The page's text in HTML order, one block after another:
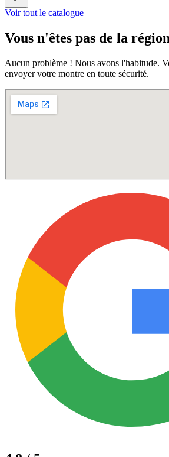
Voir tout le catalogue
Vous n'êtes pas de la
Aucun problème ! Nous avons l'habitude.
envoyer votre montre en toute sécurité.